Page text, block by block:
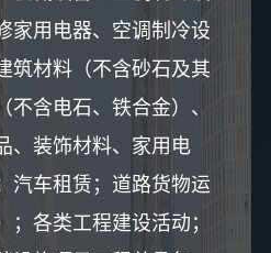
家用电器、空调制冷设
筑材料（不含砂石及其
不含电石、铁合金）、
、装饰材料、家用电
汽车租赁；道路货物运
；各类工程建设活动；